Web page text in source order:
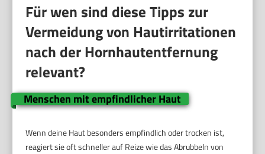
Für wen sind diese Tipps zur
Vermeidung von Hautirritationen
nach der Hornhautentfernung
relevant?
Menschen mit empfindlicher Haut
Wenn deine Haut besonders empfindlich oder trocken ist,
reagiert sie oft schneller auf Reize wie das Abrubbeln von